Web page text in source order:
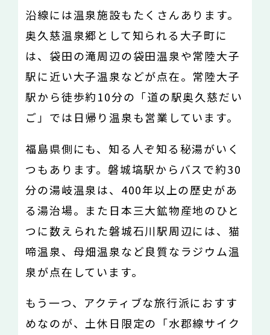
沿線には温泉施設もたくさんあります。
奥久慈温泉郷として知られる大子町に
は、袋田の滝周辺の袋田温泉や常陸大子
駅に近い大子温泉などが点在。常陸大子
駅から徒歩約10分の「道の駅奥久慈だい
ご」では日帰り温泉も営業しています。
福島県側にも、知る人ぞ知る秘湯がいく
つもあります。磐城塙駅からバスで約30
分の湯岐温泉は、400年以上の歴史があ
る湯治場。また日本三大鉱物産地のひと
つに数えられた磐城石川駅周辺には、猫
啼温泉、母畑温泉など良質なラジウム温
泉が点在しています。
もう一つ、アクティブな旅行派におすす
めなのが、土休日限定の「水郡線サイク